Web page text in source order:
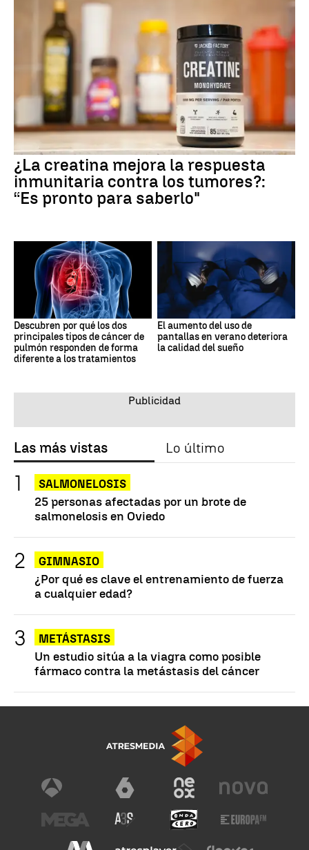
¿La creatina mejora la respuesta
inmunitaria contra los tumores?:
“Es pronto para saberlo"
Descubren por qué los dos
principales tipos de cáncer de
pulmón responden de forma
diferente a los tratamientos
El aumento del uso de
pantallas en verano deteriora
la calidad del sueño
Las más vistas Lo último
SALMONELOSIS
25 personas afectadas por un brote de
salmonelosis en Oviedo
GIMNASIO
¿Por qué es clave el entrenamiento de fuerza
a cualquier edad?
METÁSTASIS
Un estudio sitúa a la viagra como posible
fármaco contra la metástasis del cáncer